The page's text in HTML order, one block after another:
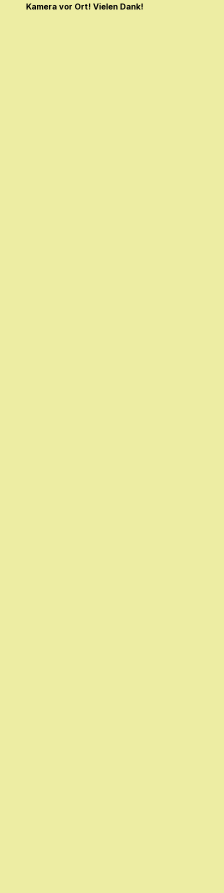
Kamera vor Ort! Vielen Dank!